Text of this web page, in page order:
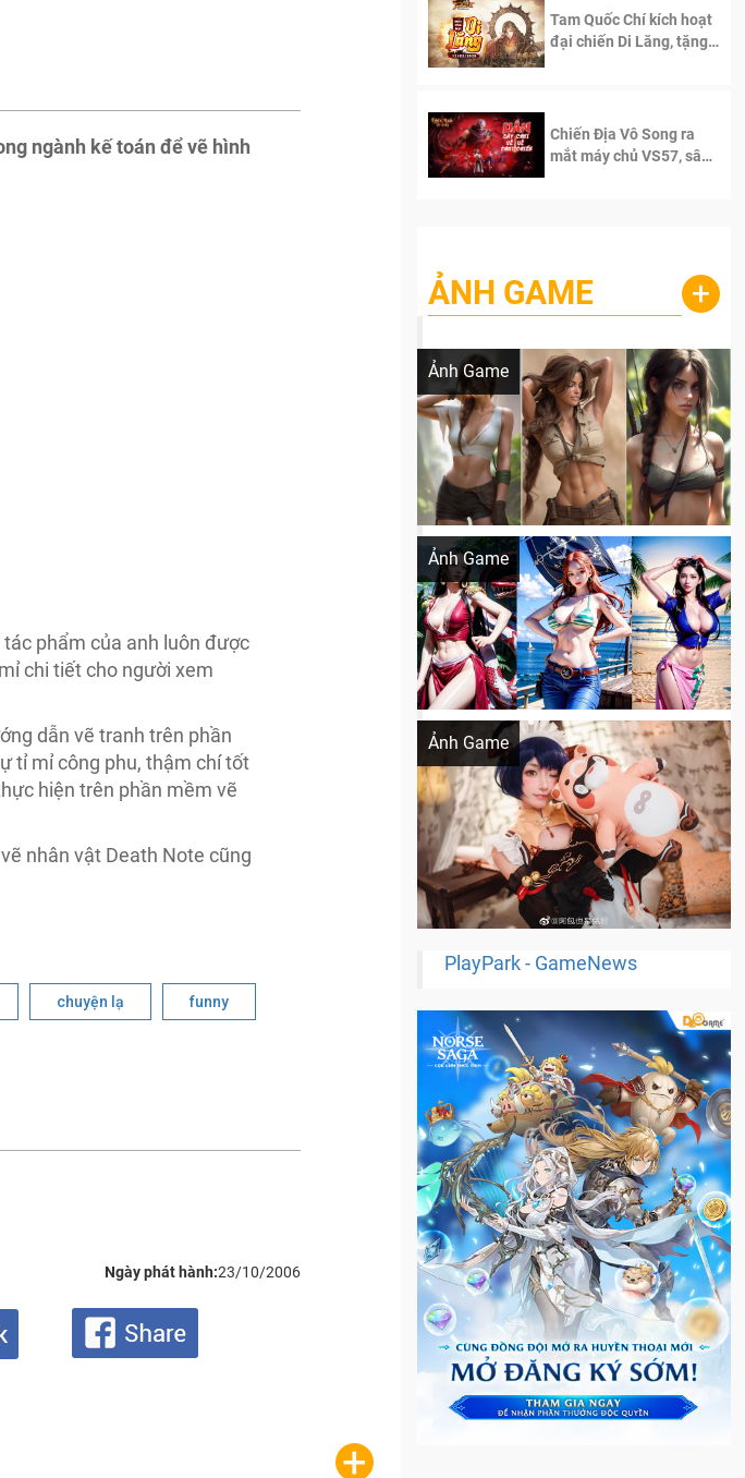
ngành kế toán để vẽ hình
phẩm của anh luôn được
chi tiết cho người xem
dẫn vẽ tranh trên phần
tỉ mỉ công phu, thậm chí tốt
hiện trên phần mềm vẽ
nhân vật Death Note cũng
chuyện lạ funny
Ngày phát hành:23/10/2006
Tam Quốc Chí kích hoạt
đại chiến Di Lăng, tặng
Chiến Địa Vô Song ra
mắt máy chủ VS57, sân
ẢNH GAME +
Ảnh Game
Lala Croft vừa nóng vừa xinh dưới nét vẽ
Ảnh Game
Khi AI Cosplay gái đẹp One Piece
Ảnh Game
Cosplay Xiangling siêu cute